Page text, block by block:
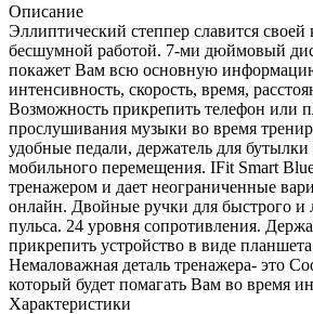
Описание
Эллиптический степпер славится
бесшумной работой. 7-ми дюймовый
покажет Вам всю основную
интенсивность, скорость, время,
Возможность прикрепить телефон или
прослушивания музыки во время
удобные педали, держатель для бутылки
мобильного перемещения. IFit Smart
тренажером и дает неограниченные
онлайн. Двойные ручки для быстрого и
пульса. 24 уровня сопротивления.
прикрепить устройство в виде
Немаловажная деталь тренажера- это
который будет помагать Вам во время
Характеристики